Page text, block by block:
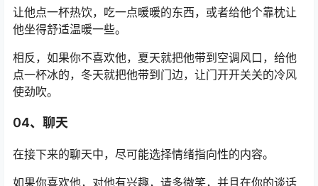
让他点一杯热饮，吃一点暖暖的东西，或者给他个靠枕让
他坐得舒适温暖一些。
相反，如果你不喜欢他，夏天就把他带到空调风口，给他
点一杯冰的，冬天就把他带到门边，让门开开关关的冷风
使劲吹。
04、聊天
在接下来的聊天中，尽可能选择情绪指向性的内容。
如果你喜欢他，对他有兴趣，请多微笑，并且在你的谈话